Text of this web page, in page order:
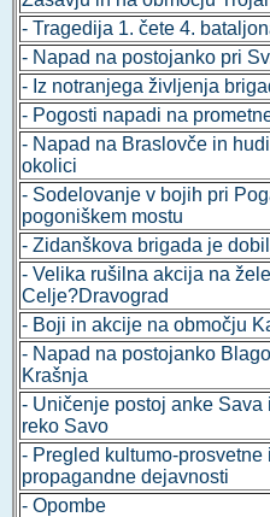
- Tragedija 1. čete 4.
- Napad na postojanko pri
- Iz notranjega življenja
- Pogosti napadi na
- Napad na Braslovče in
okolici
- Sodelovanje v bojih pri
pogoniškem mostu
- Zidanškova brigada je
- Velika rušilna akcija na
Celje?Dravograd
- Boji in akcije na območju
- Napad na postojanko
Krašnja
- Uničenje postoj anke Sava
reko Savo
- Pregled kultumo-prosvetne
propagandne dejavnosti
- Opombe